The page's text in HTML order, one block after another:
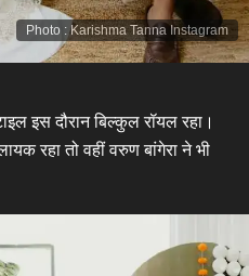
Photo : Karishma Tanna Instagram
इस दौरान बिल्कुल रॉयल रहा।
रहा तो वहीं वरुण बांगेरा ने भी